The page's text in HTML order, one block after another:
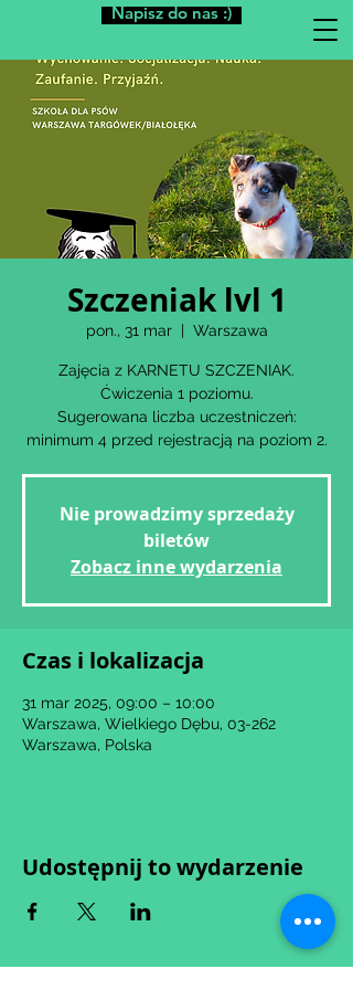
Napisz do nas :)
Szczeniak lvl 1
pon., 31 mar
  |
Warszawa
Zajęcia z KARNETU SZCZENIAK.
Ćwiczenia 1 poziomu.
Sugerowana liczba uczestniczeń:
minimum 4 przed rejestracją na poziom 2.
Nie prowadzimy sprzedaży
biletów
Zobacz inne wydarzenia
Czas i lokalizacja
31 mar 2025, 09:00 – 10:00
Warszawa, Wielkiego Dębu, 03-262
Warszawa, Polska
Udostępnij to wydarzenie